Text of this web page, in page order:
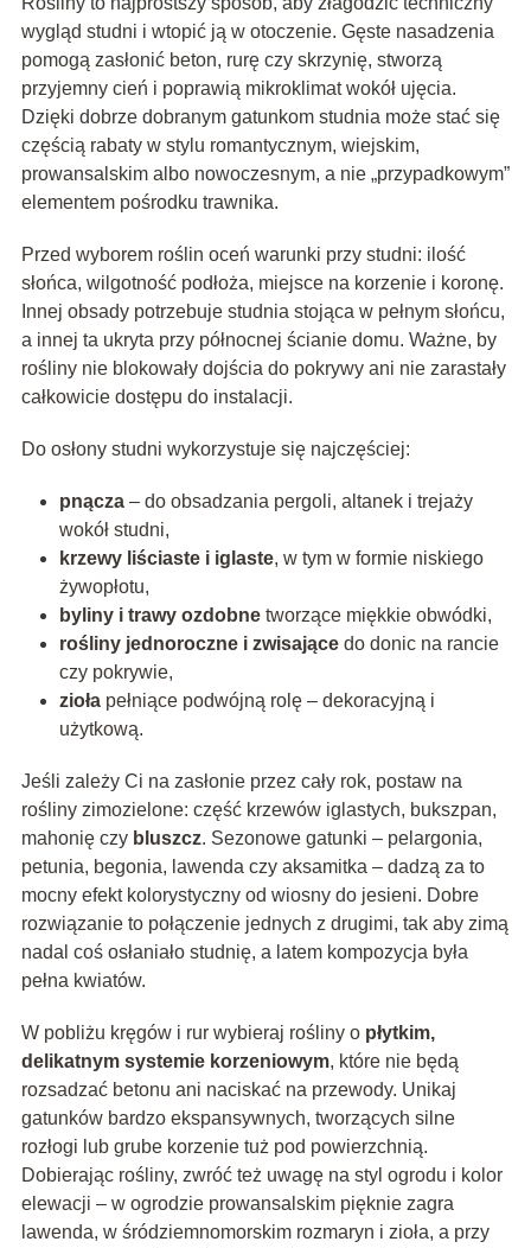
wygląd studni i wtopić ją w otoczenie. Gęste nasadzenia
pomogą zasłonić beton, rurę czy skrzynię, stworzą
przyjemny cień i poprawią mikroklimat wokół ujęcia.
Dzięki dobrze dobranym gatunkom studnia może stać się
częścią rabaty w stylu romantycznym, wiejskim,
prowansalskim albo nowoczesnym, a nie „przypadkowym”
elementem pośrodku trawnika.
Przed wyborem roślin oceń warunki przy studni: ilość
słońca, wilgotność podłoża, miejsce na korzenie i koronę.
Innej obsady potrzebuje studnia stojąca w pełnym słońcu,
a innej ta ukryta przy północnej ścianie domu. Ważne, by
rośliny nie blokowały dojścia do pokrywy ani nie zarastały
całkowicie dostępu do instalacji.
Do osłony studni wykorzystuje się najczęściej:
pnącza– do obsadzania pergoli, altanek i trejaży
wokół studni,
krzewy liściaste i iglaste, w tym w formie niskiego
żywopłotu,
byliny i trawy ozdobnetworzące miękkie obwódki,
rośliny jednoroczne i zwisającedo donic na rancie
czy pokrywie,
ziołapełniące podwójną rolę – dekoracyjną i
użytkową.
Jeśli zależy Ci na zasłonie przez cały rok, postaw na
rośliny zimozielone: część krzewów iglastych, bukszpan,
mahonię czy bluszcz. Sezonowe gatunki – pelargonia,
petunia, begonia, lawenda czy aksamitka – dadzą za to
mocny efekt kolorystyczny od wiosny do jesieni. Dobre
rozwiązanie to połączenie jednych z drugimi, tak aby zimą
nadal coś osłaniało studnię, a latem kompozycja była
pełna kwiatów.
W pobliżu kręgów i rur wybieraj rośliny o płytkim,
delikatnym systemie korzeniowym, które nie będą
rozsadzać betonu ani naciskać na przewody. Unikaj
gatunków bardzo ekspansywnych, tworzących silne
rozłogi lub grube korzenie tuż pod powierzchnią.
Dobierając rośliny, zwróć też uwagę na styl ogrodu i kolor
elewacji – w ogrodzie prowansalskim pięknie zagra
lawenda, w śródziemnomorskim rozmaryn i zioła, a przy